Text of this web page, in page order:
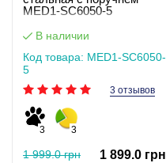
MED1-SC6050-5
В наличии
Код товара: MED1-SC6050-
5
3 отзывов
3 3
1 999.0 грн 1 899.0 грн